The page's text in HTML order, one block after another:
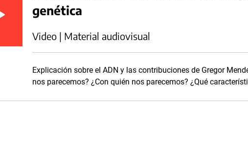
genética
Video | Material audiovisual
Explicación sobre el ADN y las contribuciones de Gregor
nos parecemos? ¿Con quién nos parecemos? ¿Qué